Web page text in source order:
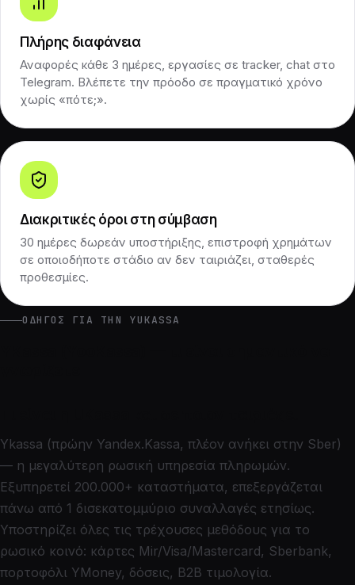
Πλήρης διαφάνεια
Αναφορές κάθε 3 ημέρες, εργασίες σε tracker, chat στο
Telegram. Βλέπετε την πρόοδο σε πραγματικό χρόνο
χωρίς «πότε;».
Διακριτικές όροι στη σύμβαση
30 ημέρες δωρεάν υποστήριξης, επιστροφή χρημάτων
σε οποιοδήποτε στάδιο αν δεν ταιριάζει, σταθερές
προθεσμίες.
ΟΔΗΓΌΣ ΓΙΑ ΤΗΝ YUKASSA
Ykassa (πρώην Yandex.Kassa, πλέον ανήκει στην Sber)
— η μεγαλύτερη ρωσική υπηρεσία πληρωμών.
Εξυπηρετεί 200.000+ καταστήματα, επεξεργάζεται
πάνω από 1 δισεκατομμύριο συναλλαγές ετησίως.
Υποστηρίζει όλες τις τρέχουσες μεθόδους για το
ρωσικό κοινό: κάρτες Mir/Visa/Mastercard, Sberbank,
πορτοφόλι YMoney, δόσεις, B2B τιμολογία.